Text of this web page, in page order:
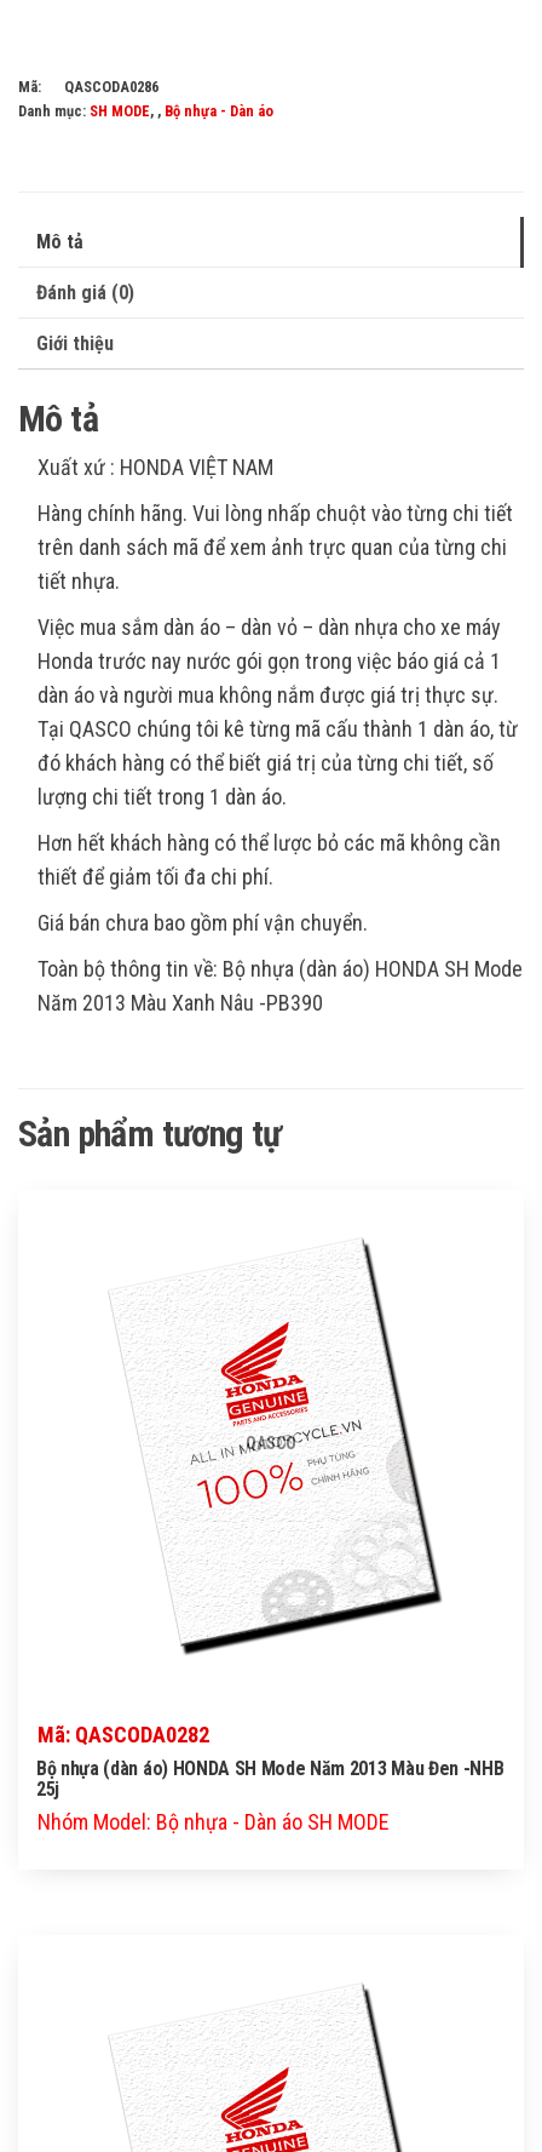
Mã:
QASCODA0286
Danh mục: SH MODE, , Bộ nhựa - Dàn áo
Mô tả
Đánh giá (0)
Giới thiệu
Mô tả
Xuất xứ : HONDA VIỆT NAM
Hàng chính hãng. Vui lòng nhấp chuột vào từng chi tiết
trên danh sách mã để xem ảnh trực quan của từng chi
tiết nhựa.
Việc mua sắm dàn áo – dàn vỏ – dàn nhựa cho xe máy
Honda trước nay nước gói gọn trong việc báo giá cả 1
dàn áo và người mua không nắm được giá trị thực sự.
Tại QASCO chúng tôi kê từng mã cấu thành 1 dàn áo, từ
đó khách hàng có thể biết giá trị của từng chi tiết, số
lượng chi tiết trong 1 dàn áo.
Hơn hết khách hàng có thể lược bỏ các mã không cần
thiết để giảm tối đa chi phí.
Giá bán chưa bao gồm phí vận chuyển.
Toàn bộ thông tin về: Bộ nhựa (dàn áo) HONDA SH Mode
Năm 2013 Màu Xanh Nâu -PB390
Sản phẩm tương tự
QASCO
Mã: QASCODA0282
Bộ nhựa (dàn áo) HONDA SH Mode Năm 2013 Màu Đen -NHB
25j
Nhóm Model: Bộ nhựa - Dàn áo SH MODE